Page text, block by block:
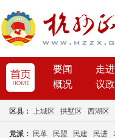
要闻 走
概况
议
区县： 上城区 拱墅区 西湖区
党派： 民革 民盟 民建 民进